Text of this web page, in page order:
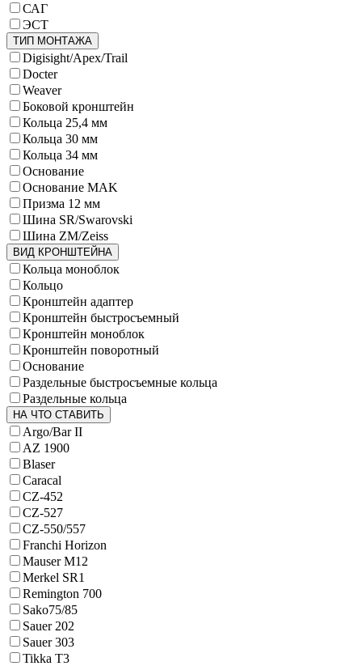
САГ
ЭСТ
ТИП МОНТАЖА
Digisight/Apex/Trail
Docter
Weaver
Боковой кронштейн
Кольца 25,4 мм
Кольца 30 мм
Кольца 34 мм
Основание
Основание MAK
Призма 12 мм
Шина SR/Swarovski
Шина ZM/Zeiss
ВИД КРОНШТЕЙНА
Кольца моноблок
Кольцо
Кронштейн адаптер
Кронштейн быстросъемный
Кронштейн моноблок
Кронштейн поворотный
Основание
Раздельные быстросъемные кольца
Раздельные кольца
НА ЧТО СТАВИТЬ
Argo/Bar II
AZ 1900
Blaser
Caracal
CZ-452
CZ-527
CZ-550/557
Franchi Horizon
Mauser M12
Merkel SR1
Remington 700
Sako75/85
Sauer 202
Sauer 303
Tikka T3